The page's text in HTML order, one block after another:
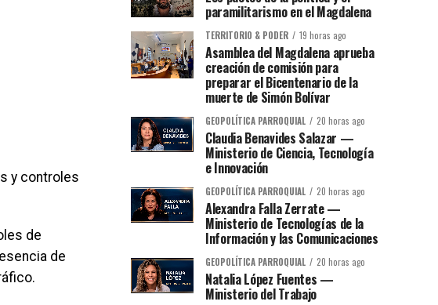
y controles
de
de
paramilitarismo en el Magdalena
TERRITORIO & PODER 19 horas ago
Asamblea del Magdalena aprueba
creación de comisión para
preparar el Bicentenario de la
muerte de Simón Bolívar
GEOPOLÍTICA PARROQUIAL 20 horas ago
Claudia Benavides Salazar —
Ministerio de Ciencia, Tecnología
e Innovación
GEOPOLÍTICA PARROQUIAL 20 horas ago
Alexandra Falla Zerrate —
Ministerio de Tecnologías de la
Información y las Comunicaciones
GEOPOLÍTICA PARROQUIAL 20 horas ago
Natalia López Fuentes —
Ministerio del Trabajo